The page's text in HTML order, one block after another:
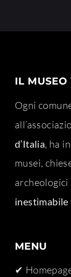
IL MUSEO
Ogni
d’Italia, ha
musei,
archeologici
inestimabile
MENU
✔